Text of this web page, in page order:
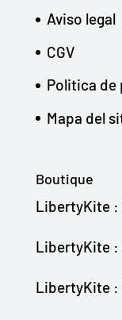
Aviso legal
CGV
Politica de
Mapa del
Boutique
LibertyKite :
LibertyKite :
LibertyKite :